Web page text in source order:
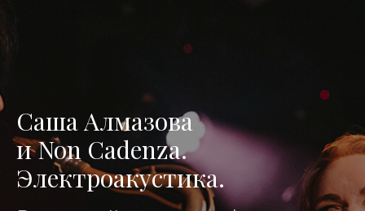
Саша Алмазова
и Non Cadenza.
Электроакустика.